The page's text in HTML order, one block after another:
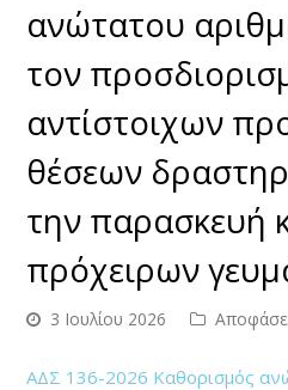
ανώτατου
τον
αντίστοιχων
θέσεων
την παρασκευή
πρόχειρων
3 Ιουλίου 2026
ΑΔΣ 136-2026 Καθορισμός